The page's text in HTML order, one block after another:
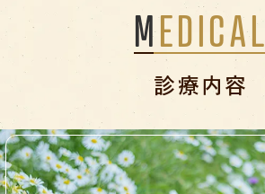
MEDICAL
診療内容